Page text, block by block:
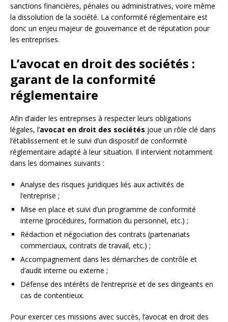
sanctions financières, pénales ou administratives, voire même
la dissolution de la société. La conformité réglementaire est
donc un enjeu majeur de gouvernance et de réputation pour
les entreprises.
L’avocat en droit des sociétés :
garant de la conformité
réglementaire
Afin d’aider les entreprises à respecter leurs obligations
légales, l’avocat en droit des sociétés joue un rôle clé dans
l’établissement et le suivi d’un dispositif de conformité
réglementaire adapté à leur situation. Il intervient notamment
dans les domaines suivants :
Analyse des risques juridiques liés aux activités de
l’entreprise ;
Mise en place et suivi d’un programme de conformité
interne (procédures, formation du personnel, etc.) ;
Rédaction et négociation des contrats (partenariats
commerciaux, contrats de travail, etc.) ;
Accompagnement dans les démarches de contrôle et
d’audit interne ou externe ;
Défense des intérêts de l’entreprise et de ses dirigeants en
cas de contentieux.
Pour exercer ces missions avec succès, l’avocat en droit des